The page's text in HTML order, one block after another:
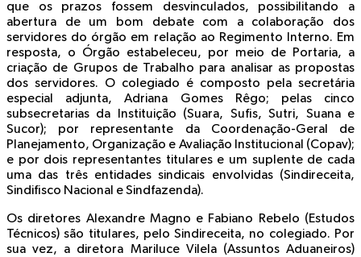
que os prazos fossem desvinculados, possibilitando a
abertura de um bom debate com a colaboração dos
servidores do órgão em relação ao Regimento Interno. Em
resposta, o Órgão estabeleceu, por meio de Portaria, a
criação de Grupos de Trabalho para analisar as propostas
dos servidores. O colegiado é composto pela secretária
especial adjunta, Adriana Gomes Rêgo; pelas cinco
subsecretarias da Instituição (Suara, Sufis, Sutri, Suana e
Sucor); por representante da Coordenação-Geral de
Planejamento, Organização e Avaliação Institucional (Copav);
e por dois representantes titulares e um suplente de cada
uma das três entidades sindicais envolvidas (Sindireceita,
Sindifisco Nacional e Sindfazenda).
Os diretores Alexandre Magno e Fabiano Rebelo (Estudos
Técnicos) são titulares, pelo Sindireceita, no colegiado. Por
sua vez, a diretora Mariluce Vilela (Assuntos Aduaneiros)